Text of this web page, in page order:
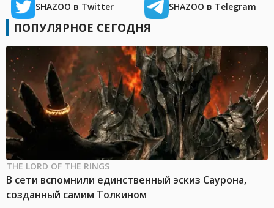
SHAZOO в Twitter SHAZOO в Telegram
ПОПУЛЯРНОЕ СЕГОДНЯ
THE LORD OF THE RINGS
В сети вспомнили единственный эскиз Саурона,
созданный самим Толкином